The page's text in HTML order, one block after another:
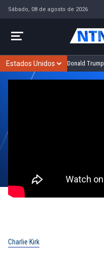
Sábado, 08 de agosto de 2026
Donald Trump
Charlie Kirk